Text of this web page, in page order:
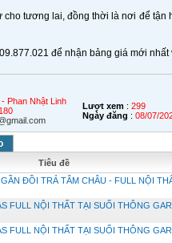
cho tương lai, đồng thời là nơi để
để nhận bảng giá mới nhất
Phan Nhật Linh
Lượt xem: 299
Ngày đăng : 08/07/
Tiêu đề
ĐỒI TRẢ TÂM CHÂU - FULL NỘI
FULL NỘI THẤT TẠI SUỐI THÔNG
FULL NỘI THẤT TẠI SUỐI THÔNG